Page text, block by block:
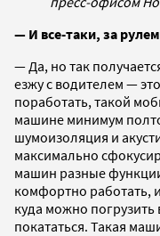
— И все-таки, за
— Да, но так
езжу с водителем —
поработать, такой
машине минимум
шумоизоляция и
максимально
машин разные
комфортно работать,
куда можно погрузить
покататься. Такая